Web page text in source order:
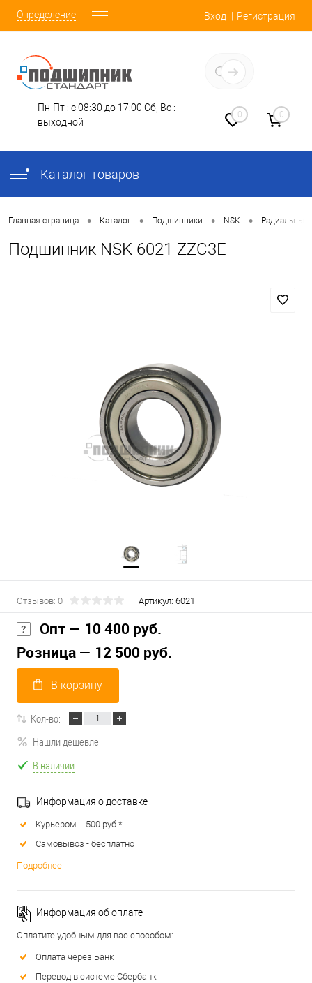
Определение Вход Регистрация
Пн-Пт : с 08:30 до 17:00 Сб, Вс :
выходной
0 0
Каталог товаров
Главная страница • Каталог • Подшипники • NSK •
Подшипник NSK 6021 ZZC3E
Отзывов: 0 Артикул: 6021
Опт — 10 400 руб.
Розница — 12 500 руб.
В корзину
Кол-во:
Нашли дешевле
В наличии
Информация о доставке
Курьером – 500 руб.*
Самовывоз - бесплатно
Подробнее
Информация об оплате
Оплатите удобным для вас способом:
Оплата через Банк
Перевод в системе Сбербанк